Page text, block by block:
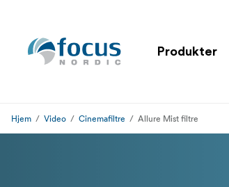
Produkter
Hjem Video Cinemafiltre Allure Mist filtre